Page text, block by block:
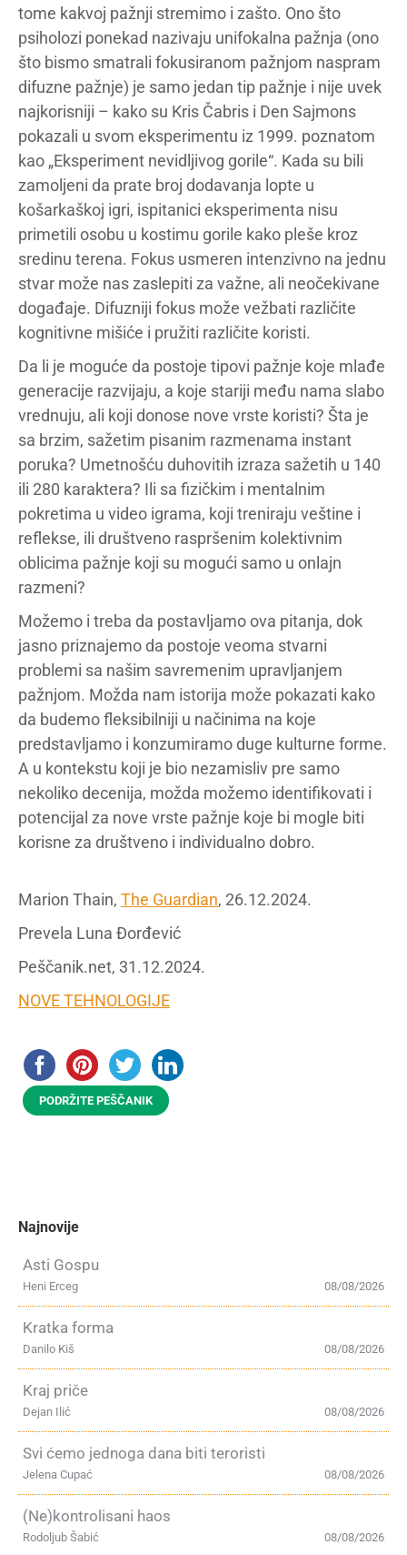
tome kakvoj pažnji stremimo i zašto. Ono što
psiholozi ponekad nazivaju unifokalna pažnja (ono
što bismo smatrali fokusiranom pažnjom naspram
difuzne pažnje) je samo jedan tip pažnje i nije uvek
najkorisniji – kako su Kris Čabris i Den Sajmons
pokazali u svom eksperimentu iz 1999. poznatom
kao „Eksperiment nevidljivog gorile“. Kada su bili
zamoljeni da prate broj dodavanja lopte u
košarkaškoj igri, ispitanici eksperimenta nisu
primetili osobu u kostimu gorile kako pleše kroz
sredinu terena. Fokus usmeren intenzivno na jednu
stvar može nas zaslepiti za važne, ali neočekivane
događaje. Difuzniji fokus može vežbati različite
kognitivne mišiće i pružiti različite koristi.
Da li je moguće da postoje tipovi pažnje koje mlađe
generacije razvijaju, a koje stariji među nama slabo
vrednuju, ali koji donose nove vrste koristi? Šta je
sa brzim, sažetim pisanim razmenama instant
poruka? Umetnošću duhovitih izraza sažetih u 140
ili 280 karaktera? Ili sa fizičkim i mentalnim
pokretima u video igrama, koji treniraju veštine i
reflekse, ili društveno raspršenim kolektivnim
oblicima pažnje koji su mogući samo u onlajn
razmeni?
Možemo i treba da postavljamo ova pitanja, dok
jasno priznajemo da postoje veoma stvarni
problemi sa našim savremenim upravljanjem
pažnjom. Možda nam istorija može pokazati kako
da budemo fleksibilniji u načinima na koje
predstavljamo i konzumiramo duge kulturne forme.
A u kontekstu koji je bio nezamisliv pre samo
nekoliko decenija, možda možemo identifikovati i
potencijal za nove vrste pažnje koje bi mogle biti
korisne za društveno i individualno dobro.
Marion Thain, The Guardian, 26.12.2024.
Prevela Luna Đorđević
Peščanik.net, 31.12.2024.
NOVE TEHNOLOGIJE
PODRŽITE PEŠČANIK
Najnovije
Asti Gospu
08/08/2026
Heni Erceg
Kratka forma
08/08/2026
Danilo Kiš
Kraj priče
08/08/2026
Dejan Ilić
Svi ćemo jednoga dana biti teroristi
08/08/2026
Jelena Cupać
(Ne)kontrolisani haos
08/08/2026
Rodoljub Šabić